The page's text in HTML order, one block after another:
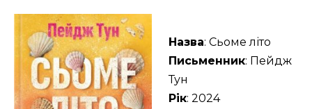
Назва: Сьоме літо
Письменник: Пейдж
Тун
Рік: 2024